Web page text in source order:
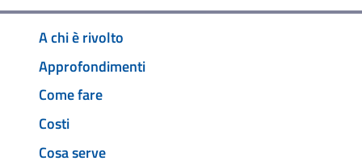
A chi è rivolto
Approfondimenti
Come fare
Costi
Cosa serve